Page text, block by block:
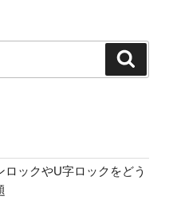
ロックやU字ロックをどう